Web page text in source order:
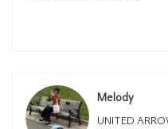
Melody
UNITED